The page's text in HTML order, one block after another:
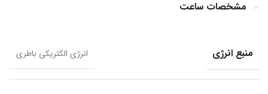
مشخصات ساعت
منبع انرژی انرژی الکتریکی باطری